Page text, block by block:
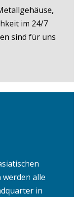
im 24/7
sind für uns
alle
in